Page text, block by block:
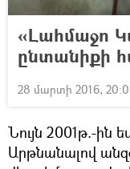
«Լահմաջո
ընտանիքի
28 մարտի 2016,
Նույն 2001թ.-ին
Արթնանալով